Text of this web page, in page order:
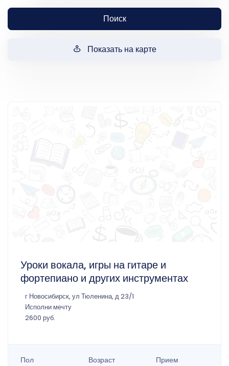
Поиск
Показать на карте
Уроки вокала, игры на гитаре и
фортепиано и других инструментах
г Новосибирск, ул Тюленина, д 23/1
Исполни мечту
2600 руб.
Пол Возраст Прием